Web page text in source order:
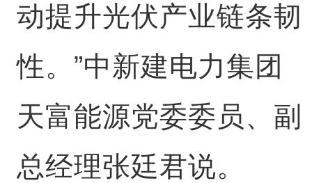
动提升光伏产业链条韧
性。”中新建电力集团
天富能源党委委员、副
总经理张廷君说。